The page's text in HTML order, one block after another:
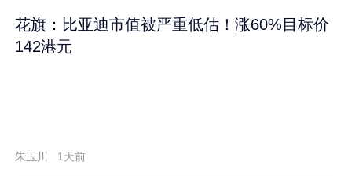
花旗：比亚迪市值被严重低估！涨60%目标价
142港元
朱玉川 1天前